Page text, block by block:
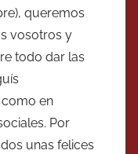
queremos
vosotros y
todo dar las
como en
Por
unas felices